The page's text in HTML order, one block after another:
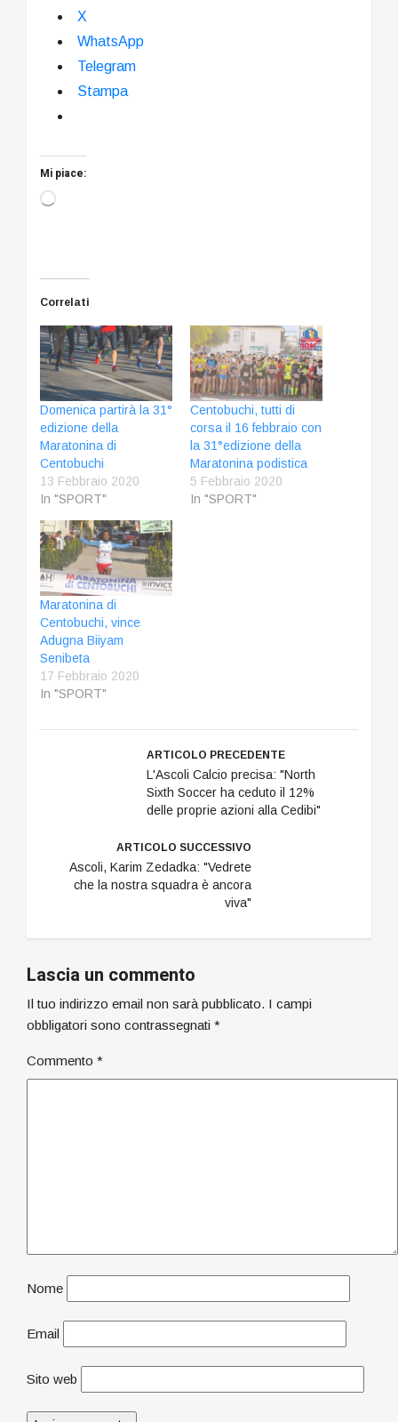
X
WhatsApp
Telegram
Stampa
Mi piace:
Caricamento
Correlati
Domenica partirà la 31°
edizione della
Maratonina di
Centobuchi
13 Febbraio 2020
In "SPORT"
Centobuchi, tutti di
corsa il 16 febbraio con
la 31°edizione della
Maratonina podistica
5 Febbraio 2020
In "SPORT"
Maratonina di
Centobuchi, vince
Adugna Biiyam
Senibeta
17 Febbraio 2020
In "SPORT"
ARTICOLO PRECEDENTE
L'Ascoli Calcio precisa: "North
Sixth Soccer ha ceduto il 12%
delle proprie azioni alla Cedibi"
ARTICOLO SUCCESSIVO
Ascoli, Karim Zedadka: "Vedrete
che la nostra squadra è ancora
viva"
Lascia un commento
Il tuo indirizzo email non sarà pubblicato. I campi
obbligatori sono contrassegnati *
Commento *
Nome
Email
Sito web